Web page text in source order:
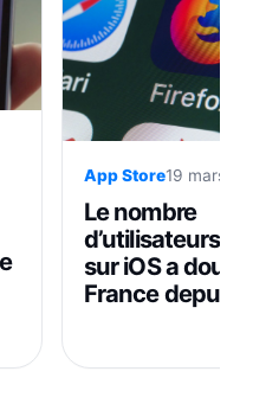
App Store19 mars
Le nombre
d’utilisateurs
sur iOS a
France depuis